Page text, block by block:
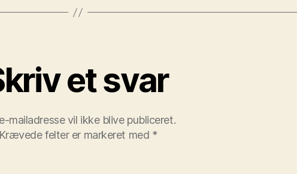
et svar
mailadresse vil ikke blive publiceret.
Krævede felter er markeret med *